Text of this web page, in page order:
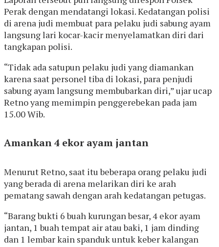
Perak dengan mendatangi lokasi. Kedatangan polisi
di arena judi membuat para pelaku judi sabung ayam
langsung lari kocar-kacir menyelamatkan diri dari
tangkapan polisi.
“Tidak ada satupun pelaku judi yang diamankan
karena saat personel tiba di lokasi, para penjudi
sabung ayam langsung membubarkan diri,” ujar ucap
Retno yang memimpin penggerebekan pada jam
15.00 Wib.
Amankan 4 ekor ayam jantan
Menurut Retno, saat itu beberapa orang pelaku judi
yang berada di arena melarikan diri ke arah
pematang sawah dengan arah kedatangan petugas.
“Barang bukti 6 buah kurungan besar, 4 ekor ayam
jantan, 1 buah tempat air atau baki, 1 jam dinding
dan 1 lembar kain spanduk untuk keber kalangan